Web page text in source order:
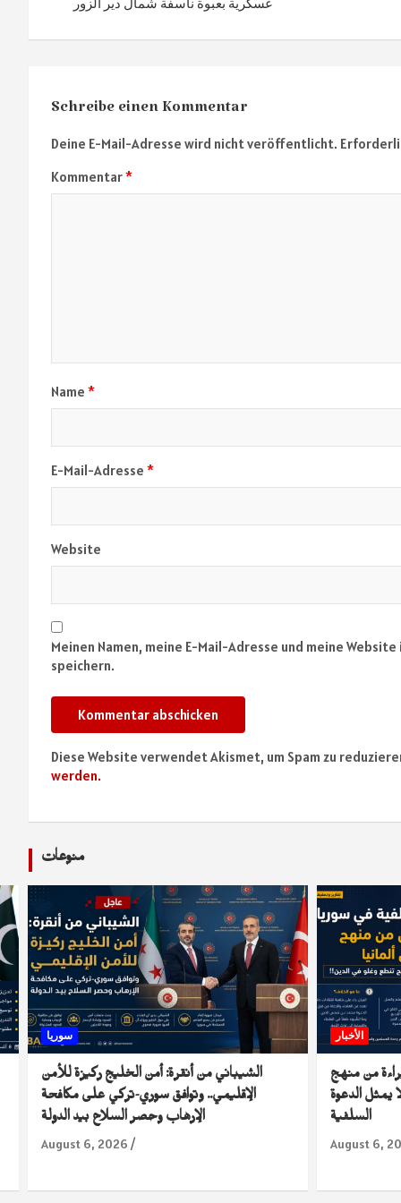
Schreibe einen Kommentar
Deine E-Mail-Adresse wird nicht veröffentlicht.
Kommentar*
Name *
E-Mail-Adresse *
Website
Meinen Namen, meine E-Mail-Adresse und meine
speichern.
Diese Website verwendet Akismet, um Spam zu
werden.
منوعات
سوريا
الشيباني من أنقرة: أمن الخليج ركيزة للأمن
الإقليمي.. وتوافق سوري-تركي على مكافحة
الإرهاب وحصر السلاح بيد الدولة
August 6, 2026
الأخبار
من منهج
الدعوة
السلفية
August 6,